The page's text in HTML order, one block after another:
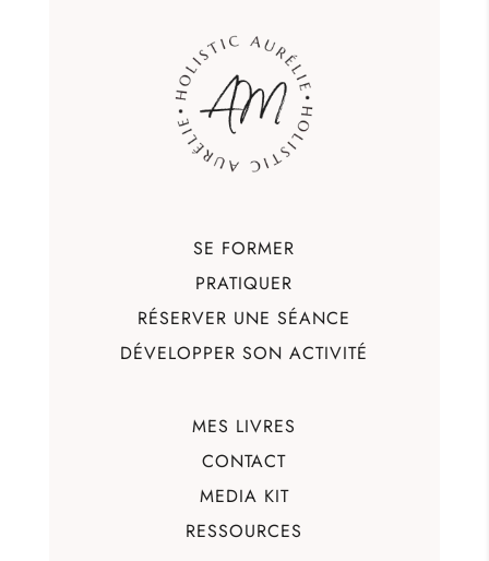
SE FORMER
PRATIQUER
RÉSERVER UNE SÉANCE
DÉVELOPPER SON ACTIVITÉ
MES LIVRES
CONTACT
MEDIA KIT
RESSOURCES